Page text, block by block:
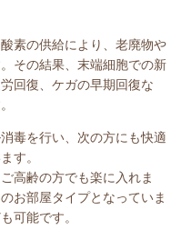
素の供給により、老廃物や
その結果、末端細胞での新
回復、ケガの早期回復な
毒を行い、次の方にも快適
す。
高齢の方でも楽に入れま
お部屋タイプとなっていま
可能です。